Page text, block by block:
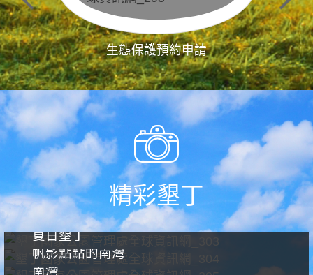
生態保護預約申請
精彩墾丁
夏日墾丁
帆影點點的南灣
南灣